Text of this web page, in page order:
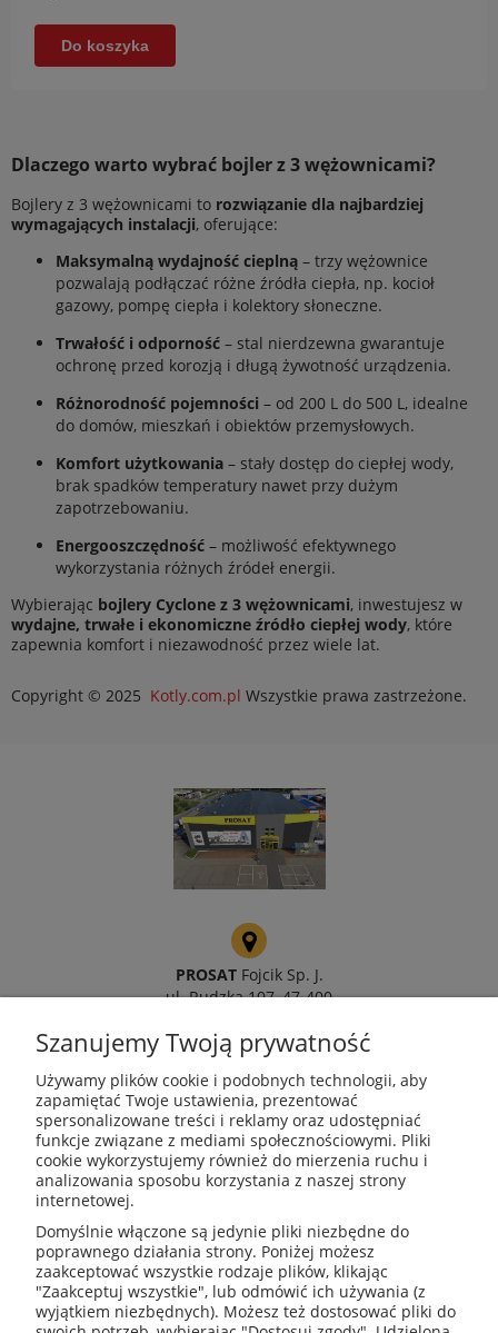
Do koszyka
Dlaczego warto wybrać bojler z 3 wężownicami?
Bojlery z 3 wężownicami to rozwiązanie dla najbardziej
wymagających instalacji, oferujące:
Maksymalną wydajność cieplną – trzy wężownice
pozwalają podłączać różne źródła ciepła, np. kocioł
gazowy, pompę ciepła i kolektory słoneczne.
Trwałość i odporność – stal nierdzewna gwarantuje
ochronę przed korozją i długą żywotność urządzenia.
Różnorodność pojemności – od 200 L do 500 L, idealne
do domów, mieszkań i obiektów przemysłowych.
Komfort użytkowania – stały dostęp do ciepłej wody,
brak spadków temperatury nawet przy dużym
zapotrzebowaniu.
Energooszczędność – możliwość efektywnego
wykorzystania różnych źródeł energii.
Wybierając bojlery Cyclone z 3 wężownicami, inwestujesz w
wydajne, trwałe i ekonomiczne źródło ciepłej wody, które
zapewnia komfort i niezawodność przez wiele lat.
Copyright © 2025 Kotly.com.pl Wszystkie prawa zastrzeżone.
PROSATFojcik Sp. J.
ul. Rudzka 107, 47-400
kotly@kotly.com.pl
+48 32 419 01 20
+48 32 415 31 65
Szanujemy Twoją prywatność
Używamy plików cookie i podobnych technologii, aby
zapamiętać Twoje ustawienia, prezentować
spersonalizowane treści i reklamy oraz udostępniać
funkcje związane z mediami społecznościowymi. Pliki
cookie wykorzystujemy również do mierzenia ruchu i
analizowania sposobu korzystania z naszej strony
internetowej.
Domyślnie włączone są jedynie pliki niezbędne do
poprawnego działania strony. Poniżej możesz
zaakceptować wszystkie rodzaje plików, klikając
"Zaakceptuj wszystkie", lub odmówić ich używania (z
wyjątkiem niezbędnych). Możesz też dostosować pliki do